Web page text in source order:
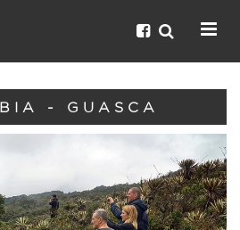
- GUASCA